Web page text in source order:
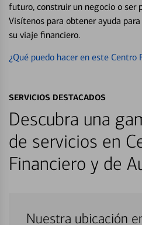
futuro, construir un negocio o ser
Visítenos para obtener ayuda
su viaje financiero.
¿Qué puedo hacer en este Centro
SERVICIOS DESTACADOS
Descubra una
de servicios en
Financiero y de
Nuestra ubicación